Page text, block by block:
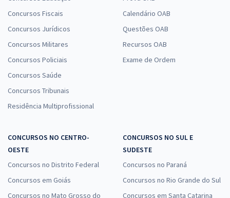
SED MS - Secretaria de Estado de Educação do Estado de Mato
Grosso do Sul - Conhecimentos Específicos para o Componente
Concursos Fiscais
Concursos Jurídicos
Concursos Militares
Concursos Policiais
Concursos Saúde
Concursos Tribunais
Residência Multiprofissional
Calendário OAB
Questões OAB
Recursos OAB
Exame de Ordem
CONCURSOS NO CENTRO-
OESTE
Concursos no Distrito Federal
Concursos em Goiás
Concursos no Mato Grosso do
CONCURSOS NO SUL E
SUDESTE
Concursos no Paraná
Concursos no Rio Grande do Sul
Concursos em Santa Catarina